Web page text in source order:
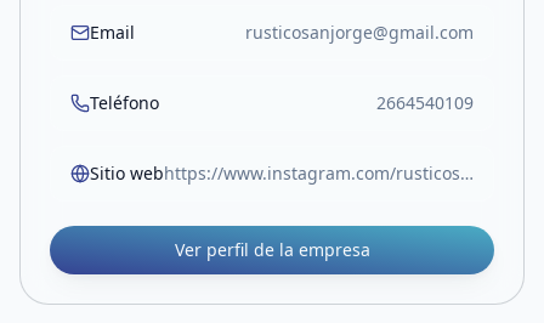
Email rusticosanjorge@gmail.com
Teléfono 2664540109
Sitio web https://www.instagram.com/rusticos_san_jorge?igsh=MWptenV1anJvZTdpbw==
Ver perfil de la empresa